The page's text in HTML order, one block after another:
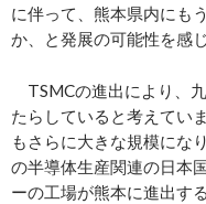
に伴って、熊本県内にも
か、と発展の可能性を感じ
TSMCの進出により、
たらしていると考えてい
もさらに大きな規模にな
の半導体生産関連の日本
ーの工場が熊本に進出す